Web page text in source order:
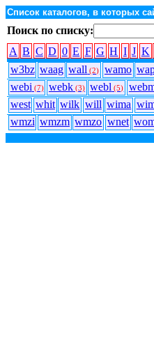
Список каталогов, в которых
Поиск по списку:
A B C D 0 E F G H I J K
w3bz waag wall (2) wamo
webi (7) webk(3) webl (5)
west whit wilk will wima
wmzi wmzm wmzo wnet